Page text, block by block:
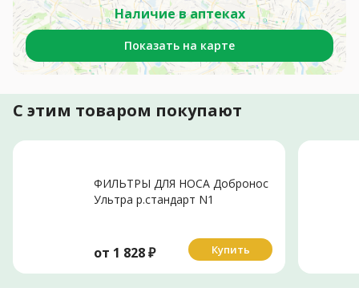
Наличие в аптеках
Показать на карте
С этим товаром покупают
ФИЛЬТРЫ ДЛЯ НОСА Добронос
Ультра р.стандарт N1
от 1 828₽ Купить